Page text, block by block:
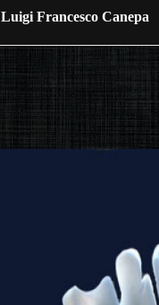
Luigi Francesco Canepa